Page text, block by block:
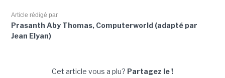
Article rédigé par
Prasanth Aby Thomas, Computerworld (adapté par
Jean Elyan)
Cet article vous a plu? Partagez le !